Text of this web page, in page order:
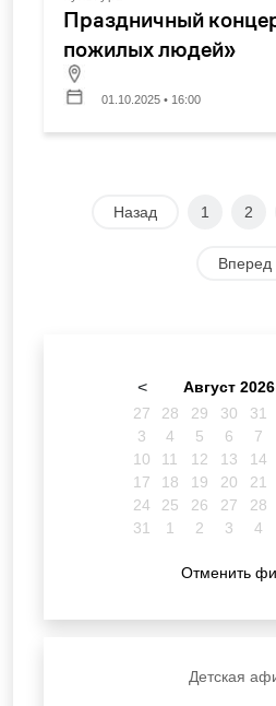
Праздничный
пожилых людей»
01.10.2025 • 16:00
Назад 1 2
Вперед
< Август 2026
27 28 29 30 31
3
4 5 6 7
10
11 12 13 14
17
18 19 20 21
24
25 26 27 28
31
1 2 3 4
Отменить
Детская